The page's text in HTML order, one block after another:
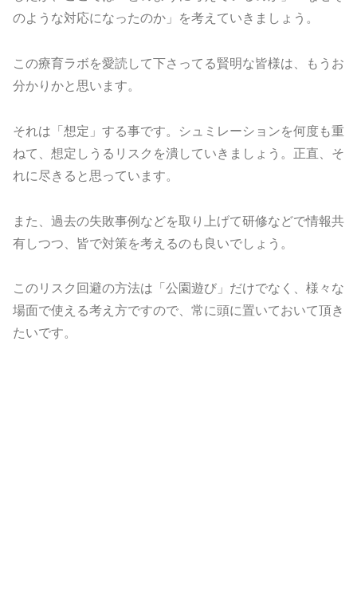
のような対応になったのか」を考えていきましょう。
この療育ラボを愛読して下さってる賢明な皆様は、もうお
分かりかと思います。
それは「想定」する事です。シュミレーションを何度も重
ねて、想定しうるリスクを潰していきましょう。正直、そ
れに尽きると思っています。
また、過去の失敗事例などを取り上げて研修などで情報共
有しつつ、皆で対策を考えるのも良いでしょう。
このリスク回避の方法は「公園遊び」だけでなく、様々な
場面で使える考え方ですので、常に頭に置いておいて頂き
たいです。